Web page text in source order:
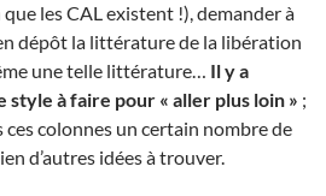
les CAL existent !), demander à
dépôt la littérature de la libération
une telle littérature… Il y a
style à faire pour « aller plus loin » ;
ces colonnes un certain nombre de
d’autres idées à trouver.